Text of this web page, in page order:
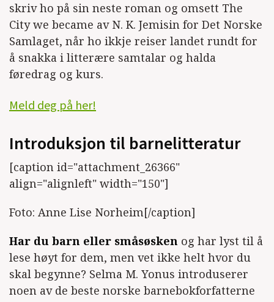
skriv ho på sin neste roman og omsett The
City we became av N. K. Jemisin for Det Norske
Samlaget, når ho ikkje reiser landet rundt for
å snakka i litterære samtalar og halda
føredrag og kurs.
Meld deg på her!
Introduksjon til barnelitteratur
[caption id="attachment_26366"
align="alignleft" width="150"]
Foto: Anne Lise Norheim[/caption]
Har du barn eller småsøsken og har lyst til å
lese høyt for dem, men vet ikke helt hvor du
skal begynne? Selma M. Yonus introduserer
noen av de beste norske barnebokforfatterne